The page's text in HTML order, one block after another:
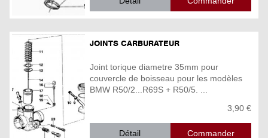
JOINTS CARBURATEUR
Joint torique diametre 35mm pour
couvercle de boisseau pour les modèles
BMW R50/2...R69S + R50/5. ...
3,90 €
Détail